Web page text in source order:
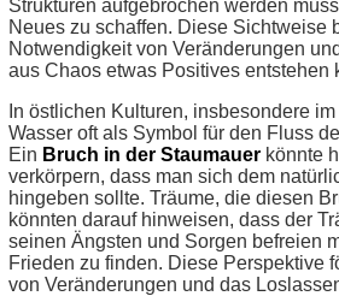
Strukturen aufgebrochen werden
Neues zu schaffen. Diese Sichtweise
Notwendigkeit von Veränderungen
aus Chaos etwas Positives entstehen
In östlichen Kulturen, insbesondere
Wasser oft als Symbol für den Fluss
Ein Bruch in der Staumauer könnte
verkörpern, dass man sich dem
hingeben sollte. Träume, die diesen
könnten darauf hinweisen, dass der
seinen Ängsten und Sorgen befreien
Frieden zu finden. Diese Perspektive
von Veränderungen und das